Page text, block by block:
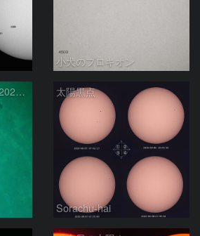
小犬のプロキオン
活動領域 4498,4500：2026/08/08 太陽黒点
Sorachu-hai